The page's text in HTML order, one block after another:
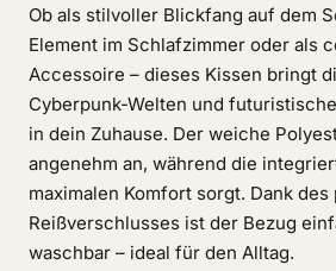
Ob als stilvoller Blickfang auf dem
Element im Schlafzimmer oder als
Accessoire – dieses Kissen bringt
Cyberpunk-Welten und
in dein Zuhause. Der weiche
angenehm an, während die
maximalen Komfort sorgt. Dank
Reißverschlusses ist der Bezug
waschbar – ideal für den Alltag.